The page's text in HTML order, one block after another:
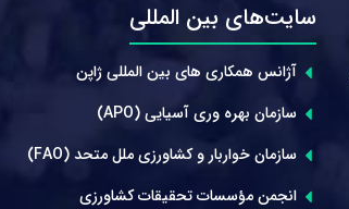
سایت‌های بین المللی
آژانس همکاری های بین المللی ژاپن
سازمان بهره وری آسیایی (APO)
سازمان خواربار و کشاورزی ملل متحد (FAO)
انجمن مؤسسات تحقیقات کشاورزی